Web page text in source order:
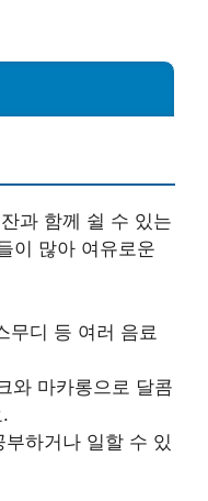
과 함께 쉴 수 있는
이 많아 여유로운
무디 등 여러 음료
와 마카롱으로 달콤
부하거나 일할 수 있